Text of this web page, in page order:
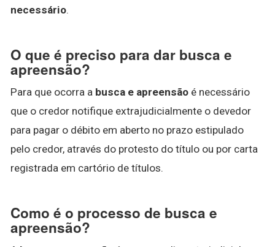
necessário.
O que é preciso para dar busca e
apreensão?
Para que ocorra a busca e apreensão é necessário
que o credor notifique extrajudicialmente o devedor
para pagar o débito em aberto no prazo estipulado
pelo credor, através do protesto do título ou por carta
registrada em cartório de títulos.
Como é o processo de busca e
apreensão?